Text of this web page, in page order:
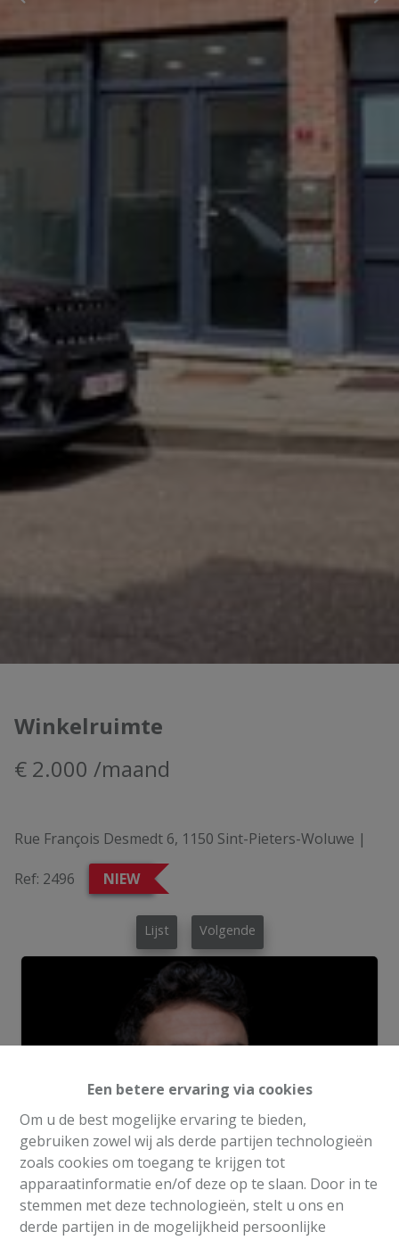
Een betere ervaring via cookies
Om u de best mogelijke ervaring te bieden,
gebruiken zowel wij als derde partijen technologieën
zoals cookies om toegang te krijgen tot
apparaatinformatie en/of deze op te slaan. Door in te
stemmen met deze technologieën, stelt u ons en
derde partijen in de mogelijkheid persoonlijke
Winkelruimte
€ 2.000 /maand
Rue François Desmedt 6, 1150 Sint-Pieters-Woluwe |
Ref: 2496 NIEW
Lijst Volgende